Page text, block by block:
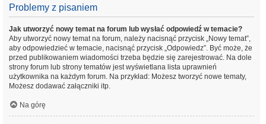
Problemy z pisaniem
Jak utworzyć nowy temat na forum lub wysłać odpowiedź w temacie?
Aby utworzyć nowy temat na forum, należy nacisnąć przycisk „Nowy temat”,
aby odpowiedzieć w temacie, nacisnąć przycisk „Odpowiedz”. Być może, że
przed publikowaniem wiadomości trzeba będzie się zarejestrować. Na dole
strony forum lub strony tematów jest wyświetlana lista uprawnień
użytkownika na każdym forum. Na przykład: Możesz tworzyć nowe tematy,
Możesz dodawać załączniki itp.
Na górę